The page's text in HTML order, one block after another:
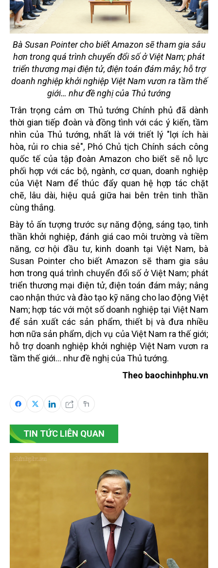
Bà Susan Pointer cho biết Amazon sẽ tham gia sâu
hơn trong quá trình chuyển đổi số ở Việt Nam; phát
triển thương mại điện tử, điện toán đám mây; hỗ trợ
doanh nghiệp khởi nghiệp Việt Nam vươn ra tầm thế
giới… như đề nghị của Thủ tướng
Trân trọng cảm ơn Thủ tướng Chính phủ đã dành
thời gian tiếp đoàn và đồng tình với các ý kiến, tầm
nhìn của Thủ tướng, nhất là với triết lý "lợi ích hài
hòa, rủi ro chia sẻ", Phó Chủ tịch Chính sách công
quốc tế của tập đoàn Amazon cho biết sẽ nỗ lực
phối hợp với các bộ, ngành, cơ quan, doanh nghiệp
của Việt Nam để thúc đẩy quan hệ hợp tác chặt
chẽ, lâu dài, hiệu quả giữa hai bên trên tinh thần
cùng thắng.
Bày tỏ ấn tượng trước sự năng động, sáng tạo, tinh
thần khởi nghiệp, đánh giá cao môi trường và tiềm
năng, cơ hội đầu tư, kinh doanh tại Việt Nam, bà
Susan Pointer cho biết Amazon sẽ tham gia sâu
hơn trong quá trình chuyển đổi số ở Việt Nam; phát
triển thương mại điện tử, điện toán đám mây; nâng
cao nhận thức và đào tạo kỹ năng cho lao động Việt
Nam; hợp tác với một số doanh nghiệp tại Việt Nam
để sản xuất các sản phẩm, thiết bị và đưa nhiều
hơn nữa sản phẩm, dịch vụ của Việt Nam ra thế giới;
hỗ trợ doanh nghiệp khởi nghiệp Việt Nam vươn ra
tầm thế giới… như đề nghị của Thủ tướng.
Theo baochinhphu.vn
TIN TỨC LIÊN QUAN